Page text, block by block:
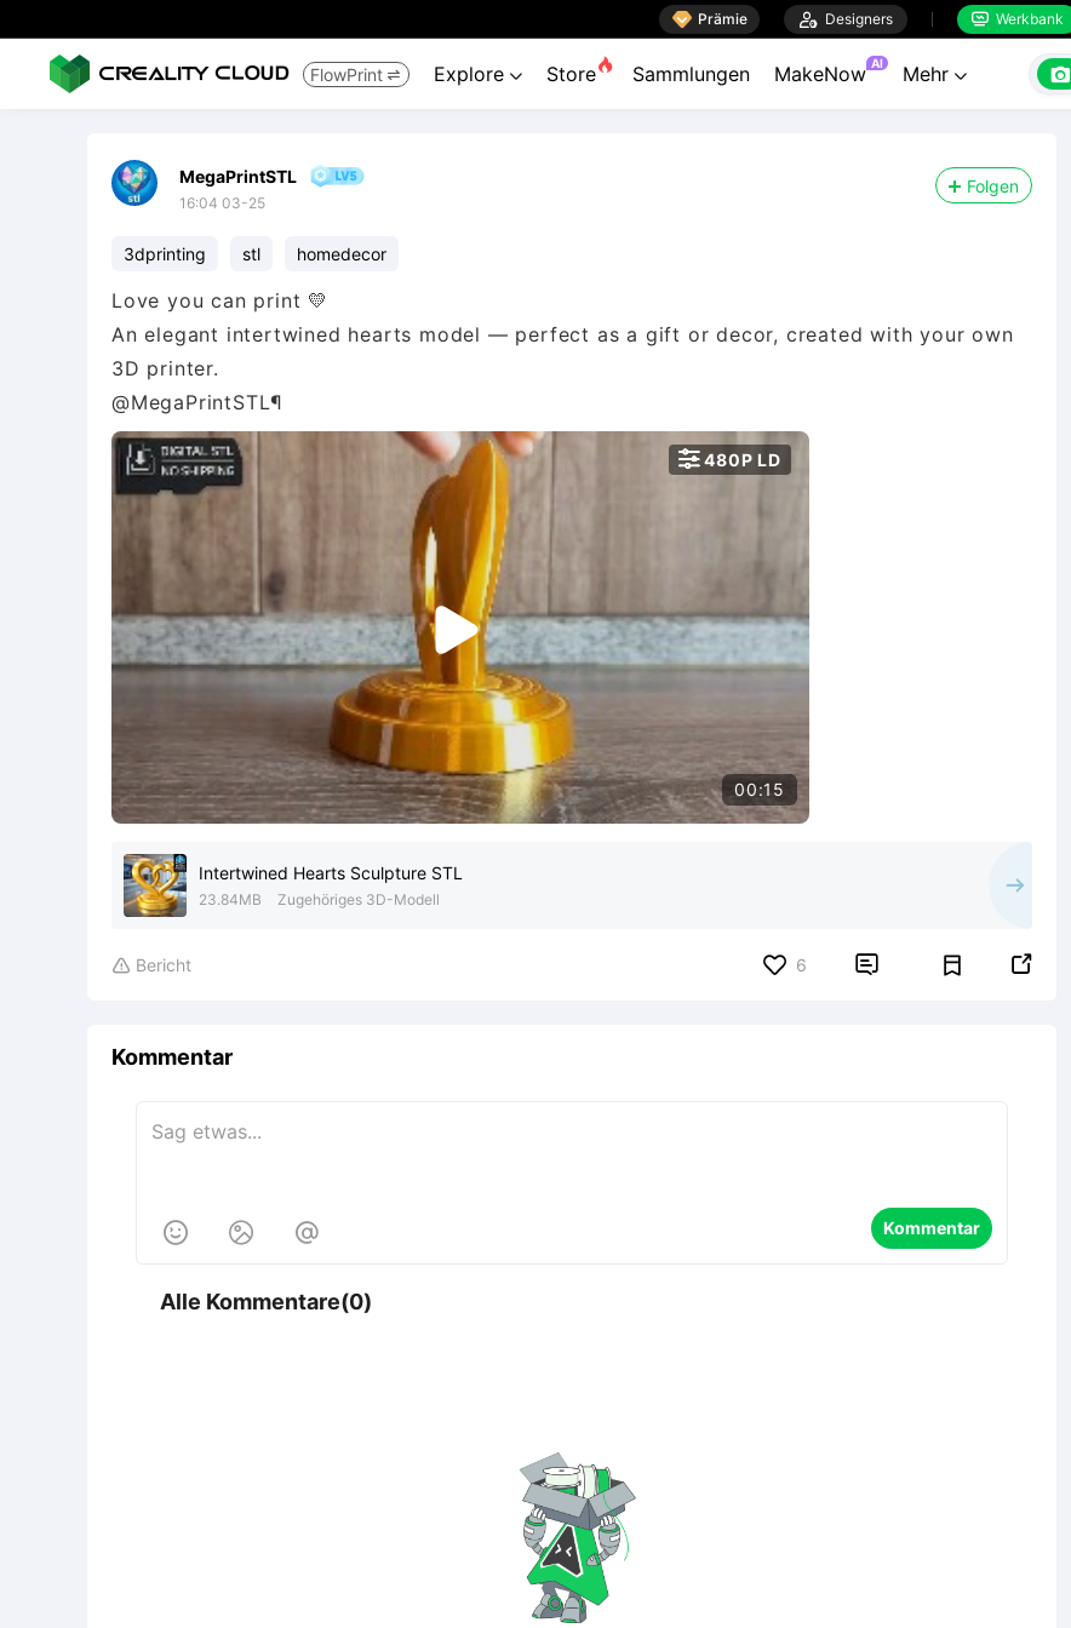
 Prämie  Designers  Werkbank
FlowPrint  Explore  Store Sammlungen MakeNow AI Mehr  
MegaPrintSTL
16:04 03-25
Folgen
3dprinting stl homedecor
Love you can print 💛
An elegant intertwined hearts model — perfect as a gift or decor, created with your own
3D printer.
@MegaPrintSTL¶
00:15

480P LD
Intertwined Hearts Sculpture STL
23.84MB Zugehöriges 3D-Modell
 Bericht 6  
Kommentar
   Kommentar
Alle Kommentare(0)